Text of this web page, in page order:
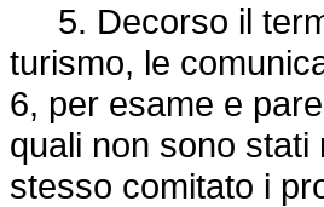
5. Decorso il
turismo, le
6, per esame e
quali non sono
stesso comitato i